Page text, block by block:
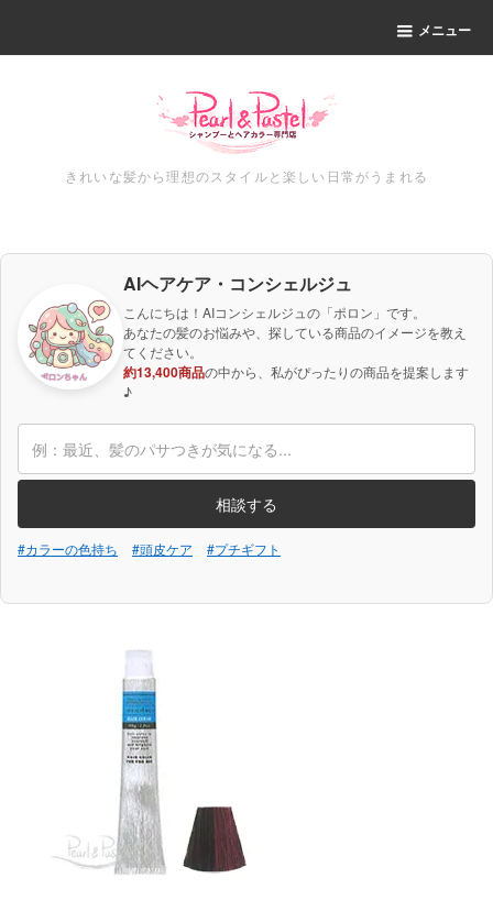
メニュー
きれいな髪から理想のスタイルと楽しい日常がうまれる
AIヘアケア・コンシェルジュ
こんにちは！AIコンシェルジュの「ポロン」です。
あなたの髪のお悩みや、探している商品のイメージを教え
てください。
約13,400商品の中から、私がぴったりの商品を提案します
♪
相談する
#カラーの色持ち #頭皮ケア #プチギフト